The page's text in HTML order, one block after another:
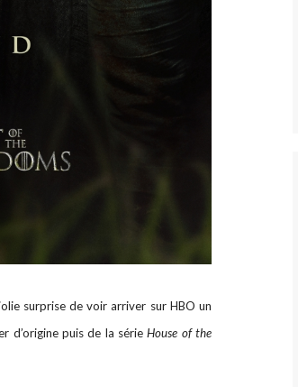
surprise de voir arriver sur HBO un
d’origine puis de la sérieHouse of the